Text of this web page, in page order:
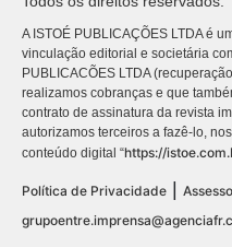
A ISTOÉ PUBLICAÇÕES LTDA é
vinculação editorial e societária
PUBLICACÕES LTDA
realizamos cobranças e que
contrato de assinatura da revista
autorizamos terceiros a fazê-lo,
conteúdo digital “https://
Política de Privacidade |